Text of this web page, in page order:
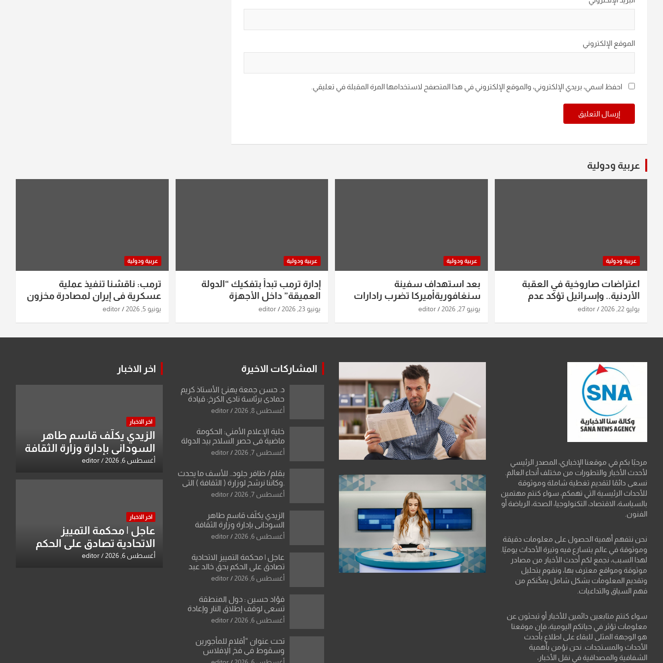
الموقع الإلكتروني
احفظ اسمي، بريدي الإلكتروني، والموقع الإلكتروني في هذا المتصفح لاستخدامها المرة المقبلة في تعليقي.
عربية ودولية
عربية ودولية
اعتراضات صاروخية في العقبة
الأردنية.. وإسرائيل تؤكد عدم
استهدافها
يوليو 22, 2026 editor
عربية ودولية
بعد استهداف سفينة
سنغافوريةأميركا تضرب رادارات
ومواقع صواريخ ومسيرات إيران..
يونيو 27, 2026 editor
عربية ودولية
إدارة ترمب تبدأ بتفكيك “الدولة
العميقة” داخل الأجهزة
الاستخباراتية
يونيو 23, 2026 editor
عربية ودولية
ترمب: ناقشنا تنفيذ عملية
عسكرية في إيران لمصادرة مخزون
اليورانيوم
يونيو 5, 2026 editor
مرحبًا بكم في موقعنا الإخباري، المصدر الرئيسي
لأحدث الأخبار والتطورات من مختلف أنحاء العالم.
نسعى دائمًا لتقديم تغطية شاملة وموثوقة
للأحداث الرئيسية التي تهمكم، سواء كنتم مهتمين
بالسياسة، الاقتصاد، التكنولوجيا، الصحة، الرياضة أو
الفنون.
نحن نتفهم أهمية الحصول على معلومات دقيقة
وموثوقة في عالم يتسارع فيه وتيرة الأحداث يوميًا.
لهذا السبب، نجمع لكم أحدث الأخبار من مصادر
موثوقة ومواقع معترف بها، ونقوم بتحليل
وتقديم المعلومات بشكل شامل يمكّنكم من
فهم السياق والتداعيات.
سواء كنتم متابعين دائمين للأخبار أو تبحثون عن
معلومات تؤثر في حياتكم اليومية، فإن موقعنا
هو الوجهة المثلى للبقاء على اطلاع بأحدث
الأحداث والمستجدات. نحن نؤمن بأهمية
الشفافية والمصداقية في نقل الأخبار،
المشاركات الاخيرة
د. حسن جمعة يهنئ الأستاذ كريم
حمادي برئاسة نادي الكرخ: قيادة
استثنائية ونقلة نوعية في الرياضة
أغسطس 8, 2026 editor
خلية الإعلام الأمني: الحكومة
ماضية في حصر السلاح بيد الدولة
دون رجعة
أغسطس 7, 2026 editor
بقلم/ ظافر جلود.. للأسف ما يحدث
.وكاننا نرشح لوزارة ( الثقافة ) التي
ماتت من زمان وزير يمثلها من
العراقية..
أغسطس 7, 2026 editor
الزيدي يكلّف قاسم طاهر
السوداني بإدارة وزارة الثقافة
أغسطس 6, 2026 editor
عاجل | محكمة التمييز الاتحادية
تصادق على الحكم بحق خالد عبد
الواحد كبيان
أغسطس 6, 2026 editor
فؤاد حسين : دول المنطقة
تسعى لوقف إطلاق النار وإعادة
فتح مضيق هرمز .. والعراق يطرح
أغسطس 6, 2026 editor
تحت عنوان “أقلام للمأجورين
وسقوط في فخ الإفلاس
الإعلامي”: ردٌّ صريح على افتراءات
اخر الاخبار
اخر الاخبار
الزيدي يكلّف قاسم طاهر
السوداني بإدارة وزارة الثقافة
أغسطس 6, 2026 editor
اخر الاخبار
عاجل | محكمة التمييز
الاتحادية تصادق على الحكم
بحق خالد عبد الواحد كبيان
أغسطس 6, 2026 editor